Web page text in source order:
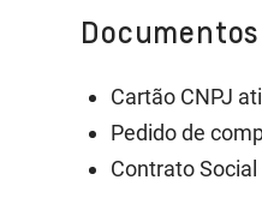
Cartão CNPJ
Pedido de
Contrato